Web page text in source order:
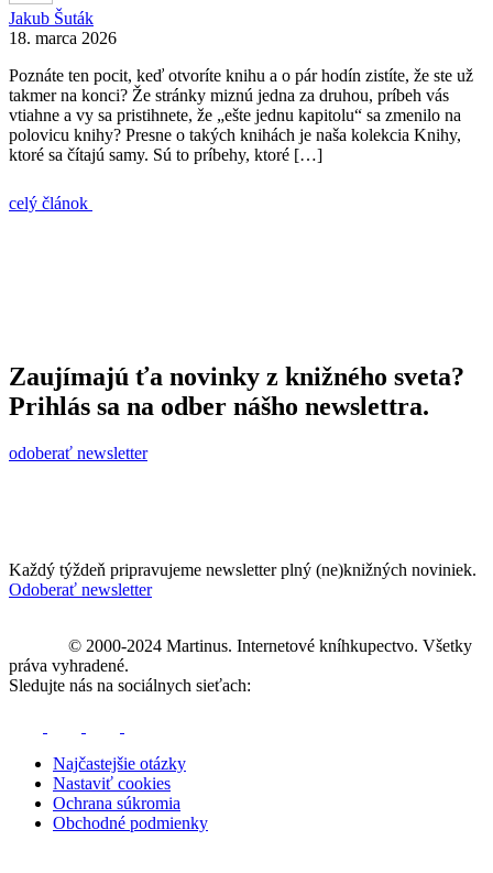
Jakub Šuták
18. marca 2026
Poznáte ten pocit, keď otvoríte knihu a o pár hodín zistíte, že ste už
takmer na konci? Že stránky miznú jedna za druhou, príbeh vás
vtiahne a vy sa pristihnete, že „ešte jednu kapitolu“ sa zmenilo na
polovicu knihy? Presne o takých knihách je naša kolekcia Knihy,
ktoré sa čítajú samy. Sú to príbehy, ktoré […]
celý článok
Zaujímajú ťa novinky z knižného sveta?
Prihlás sa na odber nášho newslettra.
odoberať newsletter
Každý týždeň pripravujeme newsletter plný (ne)knižných noviniek.
Odoberať newsletter
© 2000-2024 Martinus. Internetové kníhkupectvo. Všetky
práva vyhradené.
Sledujte nás na sociálnych sieťach:
Najčastejšie otázky
Nastaviť cookies
Ochrana súkromia
Obchodné podmienky